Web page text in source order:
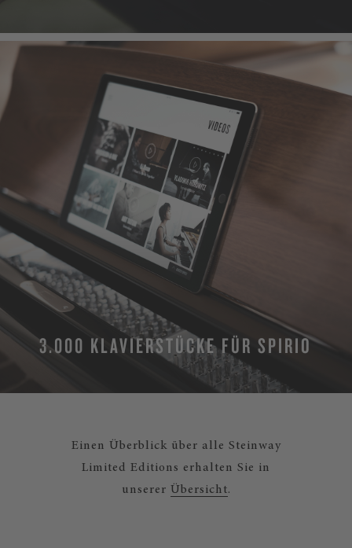
3.000 KLAVIERSTÜCKE FÜR SPIRIO
Einen Überblick über alle Steinway
Limited Editions erhalten Sie in
unserer Übersicht.